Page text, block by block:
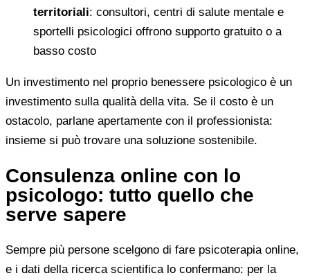
territoriali: consultori, centri di salute mentale e
sportelli psicologici offrono supporto gratuito o a
basso costo
Un investimento nel proprio benessere psicologico è un
investimento sulla qualità della vita. Se il costo è un
ostacolo, parlane apertamente con il professionista:
insieme si può trovare una soluzione sostenibile.
Consulenza online con lo
psicologo: tutto quello che
serve sapere
Sempre più persone scelgono di fare psicoterapia online,
e i dati della ricerca scientifica lo confermano: per la